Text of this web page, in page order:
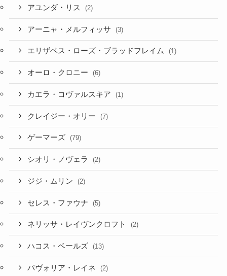
アユンダ・リス (2)
アーニャ・メルフィッサ (3)
エリザベス・ローズ・ブラッドフレイム (1)
オーロ・クロニー (6)
カエラ・コヴァルスキア (1)
クレイジー・オリー (7)
ゲーマーズ (79)
シオリ・ノヴェラ (2)
ジジ・ムリン (2)
セレス・ファウナ (5)
ネリッサ・レイヴンクロフト (2)
ハコス・ベールズ (13)
パヴォリア・レイネ (2)